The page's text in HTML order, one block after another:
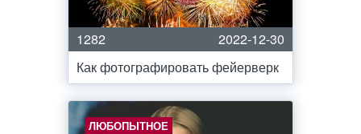
1282
2022-12-30
Как фотографировать фейерверк
ЛЮБОПЫТНОЕ